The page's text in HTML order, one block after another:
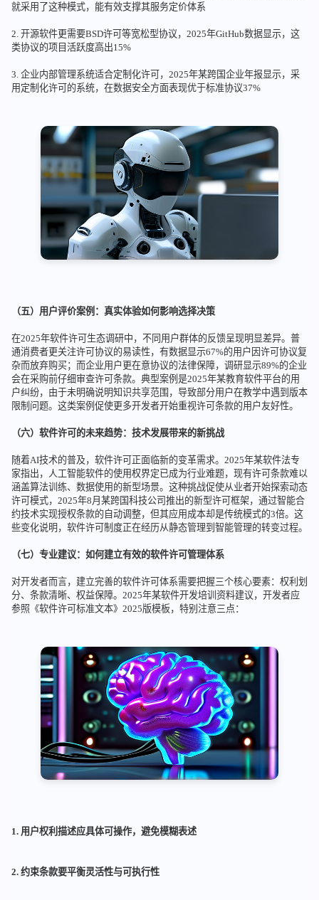
就采用了这种模式，能有效支撑其服务定价体系
2. 开源软件更需要BSD许可等宽松型协议，2025年GitHub数据显示，这
类协议的项目活跃度高出15%
3. 企业内部管理系统适合定制化许可，2025年某跨国企业年报显示，采
用定制化许可的系统，在数据安全方面表现优于标准协议37%
（五）用户评价案例：真实体验如何影响选择决策
在2025年软件许可生态调研中，不同用户群体的反馈呈现明显差异。普
通消费者更关注许可协议的易读性，有数据显示67%的用户因许可协议复
杂而放弃购买；而企业用户更在意协议的法律保障，调研显示89%的企业
会在采购前仔细审查许可条款。典型案例是2025年某教育软件平台的用
户纠纷，由于未明确说明知识共享范围，导致部分用户在教学中遇到版本
限制问题。这类案例促使更多开发者开始重视许可条款的用户友好性。
（六）软件许可的未来趋势：技术发展带来的新挑战
随着AI技术的普及，软件许可正面临新的变革需求。2025年某软件法专
家指出，人工智能软件的使用权界定已成为行业难题，现有许可条款难以
涵盖算法训练、数据使用的新型场景。这种挑战促使从业者开始探索动态
许可模式，2025年8月某跨国科技公司推出的新型许可框架，通过智能合
约技术实现授权条款的自动调整，但其应用成本却是传统模式的3倍。这
些变化说明，软件许可制度正在经历从静态管理到智能管理的转变过程。
（七）专业建议：如何建立有效的软件许可管理体系
对开发者而言，建立完善的软件许可体系需要把握三个核心要素：权利划
分、条款清晰、权益保障。2025年某软件开发培训资料建议，开发者应
参照《软件许可标准文本》2025版模板，特别注意三点：
1. 用户权利描述应具体可操作，避免模糊表述
2. 约束条款要平衡灵活性与可执行性